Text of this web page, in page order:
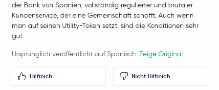
der Bank von Spanien, vollständig regulierter und brutaler
Kundenservice, der eine Gemeinschaft schafft. Auch wenn
man auf seinen Utility-Token setzt, sind die Konditionen sehr
gut.
Ursprünglich veröffentlicht auf Spanisch. Zeige Original
Hilfreich Nicht Hilfreich